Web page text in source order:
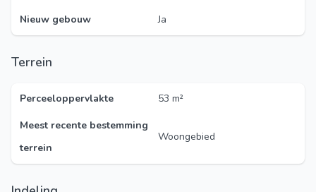
Nieuw gebouw
Ja
Terrein
Perceeloppervlakte
53 m²
Meest recente bestemming
terrein
Woongebied